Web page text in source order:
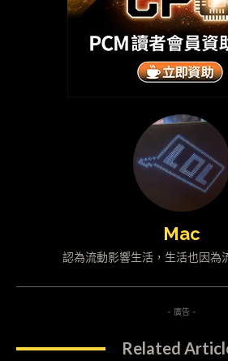
Mac
認為流動影響生活，生活也因為
- 廣告 -
Related